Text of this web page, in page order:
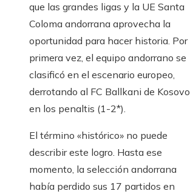
que las grandes ligas y la UE Santa
Coloma andorrana aprovecha la
oportunidad para hacer historia. Por
primera vez, el equipo andorrano se
clasificó en el escenario europeo,
derrotando al FC Ballkani de Kosovo
en los penaltis (1-2*).
El término «histórico» no puede
describir este logro. Hasta ese
momento, la selección andorrana
había perdido sus 17 partidos en